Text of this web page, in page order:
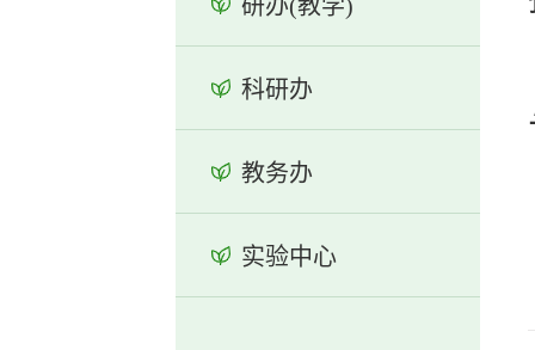
研办(教学)
科研办
教务办
实验中心